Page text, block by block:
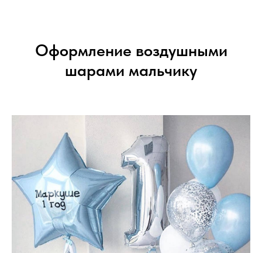
Оформление воздушными
шарами мальчику